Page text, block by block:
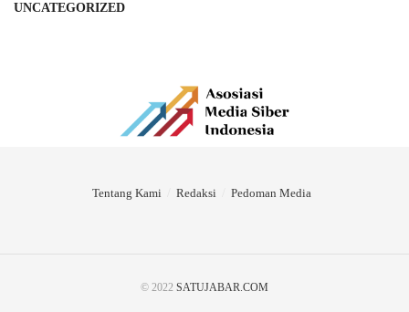
UNCATEGORIZED
Tentang Kami Redaksi Pedoman Media
© 2022 SATUJABAR.COM